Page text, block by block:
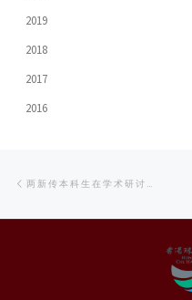
2019
2018
2017
2016
navigation